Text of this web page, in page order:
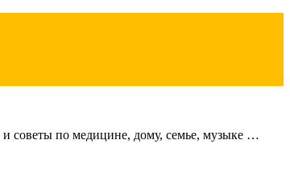
советы по медицине, дому, семье, музыке …